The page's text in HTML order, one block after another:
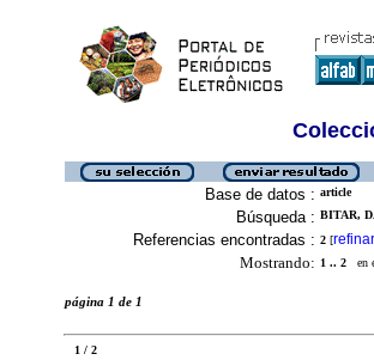
Base de datos : article
Búsqueda : BITAR,
Referencias encontradas : 2 [refinar
Mostrando: 1 .. 2 en
página 1 de 1
1 / 2